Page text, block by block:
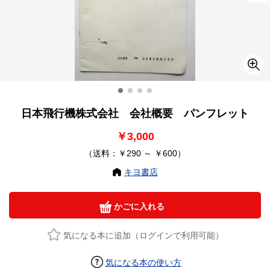
日本飛行機株式会社 会社概要 パンフレット
￥3,000
（送料：￥290 ～ ￥600）
キヨ書店
かごに入れる
気になる本に追加（ログインで利用可能）
気になる本の使い方